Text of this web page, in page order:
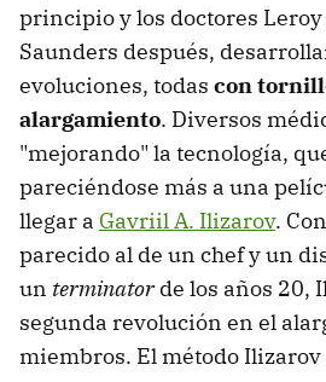
principio y los doctores Leroy
Saunders después,
evoluciones, todas con
alargamiento. Diversos
"mejorando" la tecnología,
pareciéndose más a una
llegar a Gavriil A. Ilizarov.
parecido al de un chef y un
un terminatorde los años 20,
segunda revolución en el
miembros. El método Ilizarov